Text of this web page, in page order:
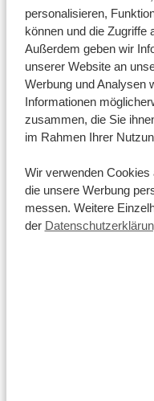
personalisieren,
können und die Zugriffe
Außerdem geben wir
unserer Website an
Werbung und Analysen
Informationen
zusammen, die Sie
im Rahmen Ihrer
Wir verwenden
die unsere Werbung
messen. Weitere
der
Worte
Die offiziellen
und Suaheli. Da das
Unabhängigkeit vom
spricht so gut wie
Dennoch ist es ein
kommunizieren. Mit
Sie nicht nur die
auch sich selbst: